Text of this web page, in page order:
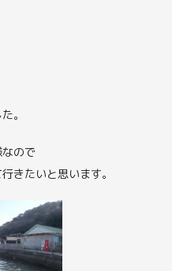
。
ので
きたいと思います。